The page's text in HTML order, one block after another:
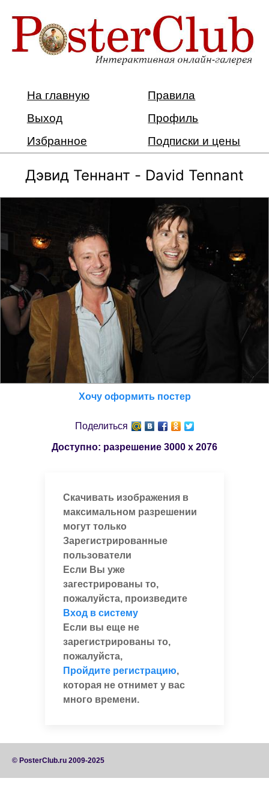
На главную
Правила
Выход
Профиль
Избранное
Подписки и цены
Дэвид Теннант - David Tennant
Хочу оформить постер
Поделиться
Доступно: разрешение 3000 x 2076
Скачивать изображения в
максимальном разрешении
могут только
Зарегистрированные
пользователи
Если Вы уже
загестрированы то,
пожалуйста, произведите
Вход в систему
Если вы еще не
зарегистрированы то,
пожалуйста,
Пройдите регистрацию,
которая не отнимет у вас
много времени.
© PosterClub.ru 2009-2025